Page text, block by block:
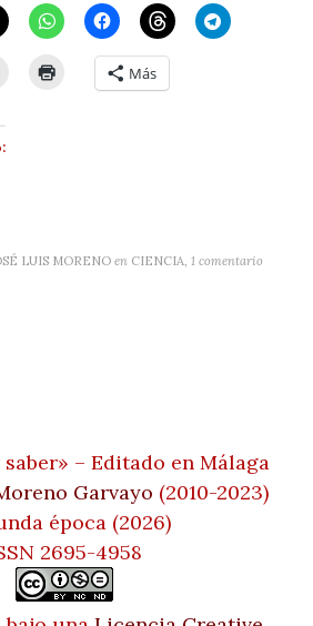
Más
LUIS MORENO en CIENCIA,1 comentario
– Editado en Málaga
Garvayo (2010-2023)
época (2026)
2695-4958